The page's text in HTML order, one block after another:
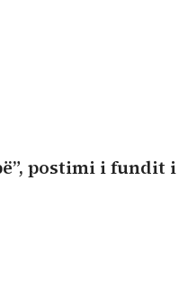
postimi i fundit